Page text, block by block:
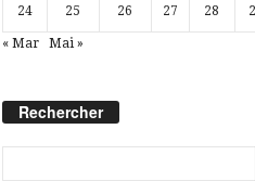
24 25 26 27 28
« Mar Mai »
Rechercher